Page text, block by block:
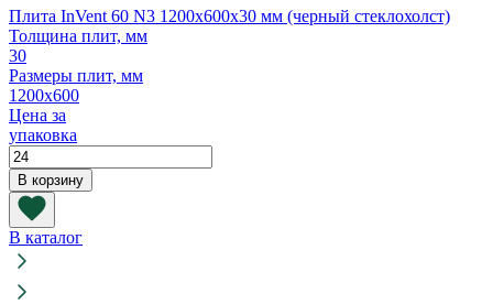
Плита InVent 60 N3 1200х600х30 мм (черный стеклохолст)
Толщина плит, мм
30
Размеры плит, мм
1200х600
Цена за
упаковка
Количество
товара
Плита
InVent
60
N3
1200х600х30
мм
В корзину
В каталог